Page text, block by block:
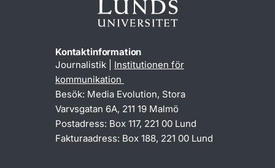
Kontaktinformation
Journalistik | Institutionen för
kommunikation
Besök: Media Evolution, Stora
Varvsgatan 6A, 211 19 Malmö
Postadress: Box 117, 221 00 Lund
Fakturaadress: Box 188, 221 00 Lund